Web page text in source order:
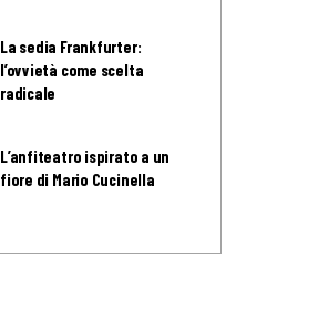
La sedia Frankfurter:
l’ovvietà come scelta
radicale
L’anfiteatro ispirato a un
fiore di Mario Cucinella